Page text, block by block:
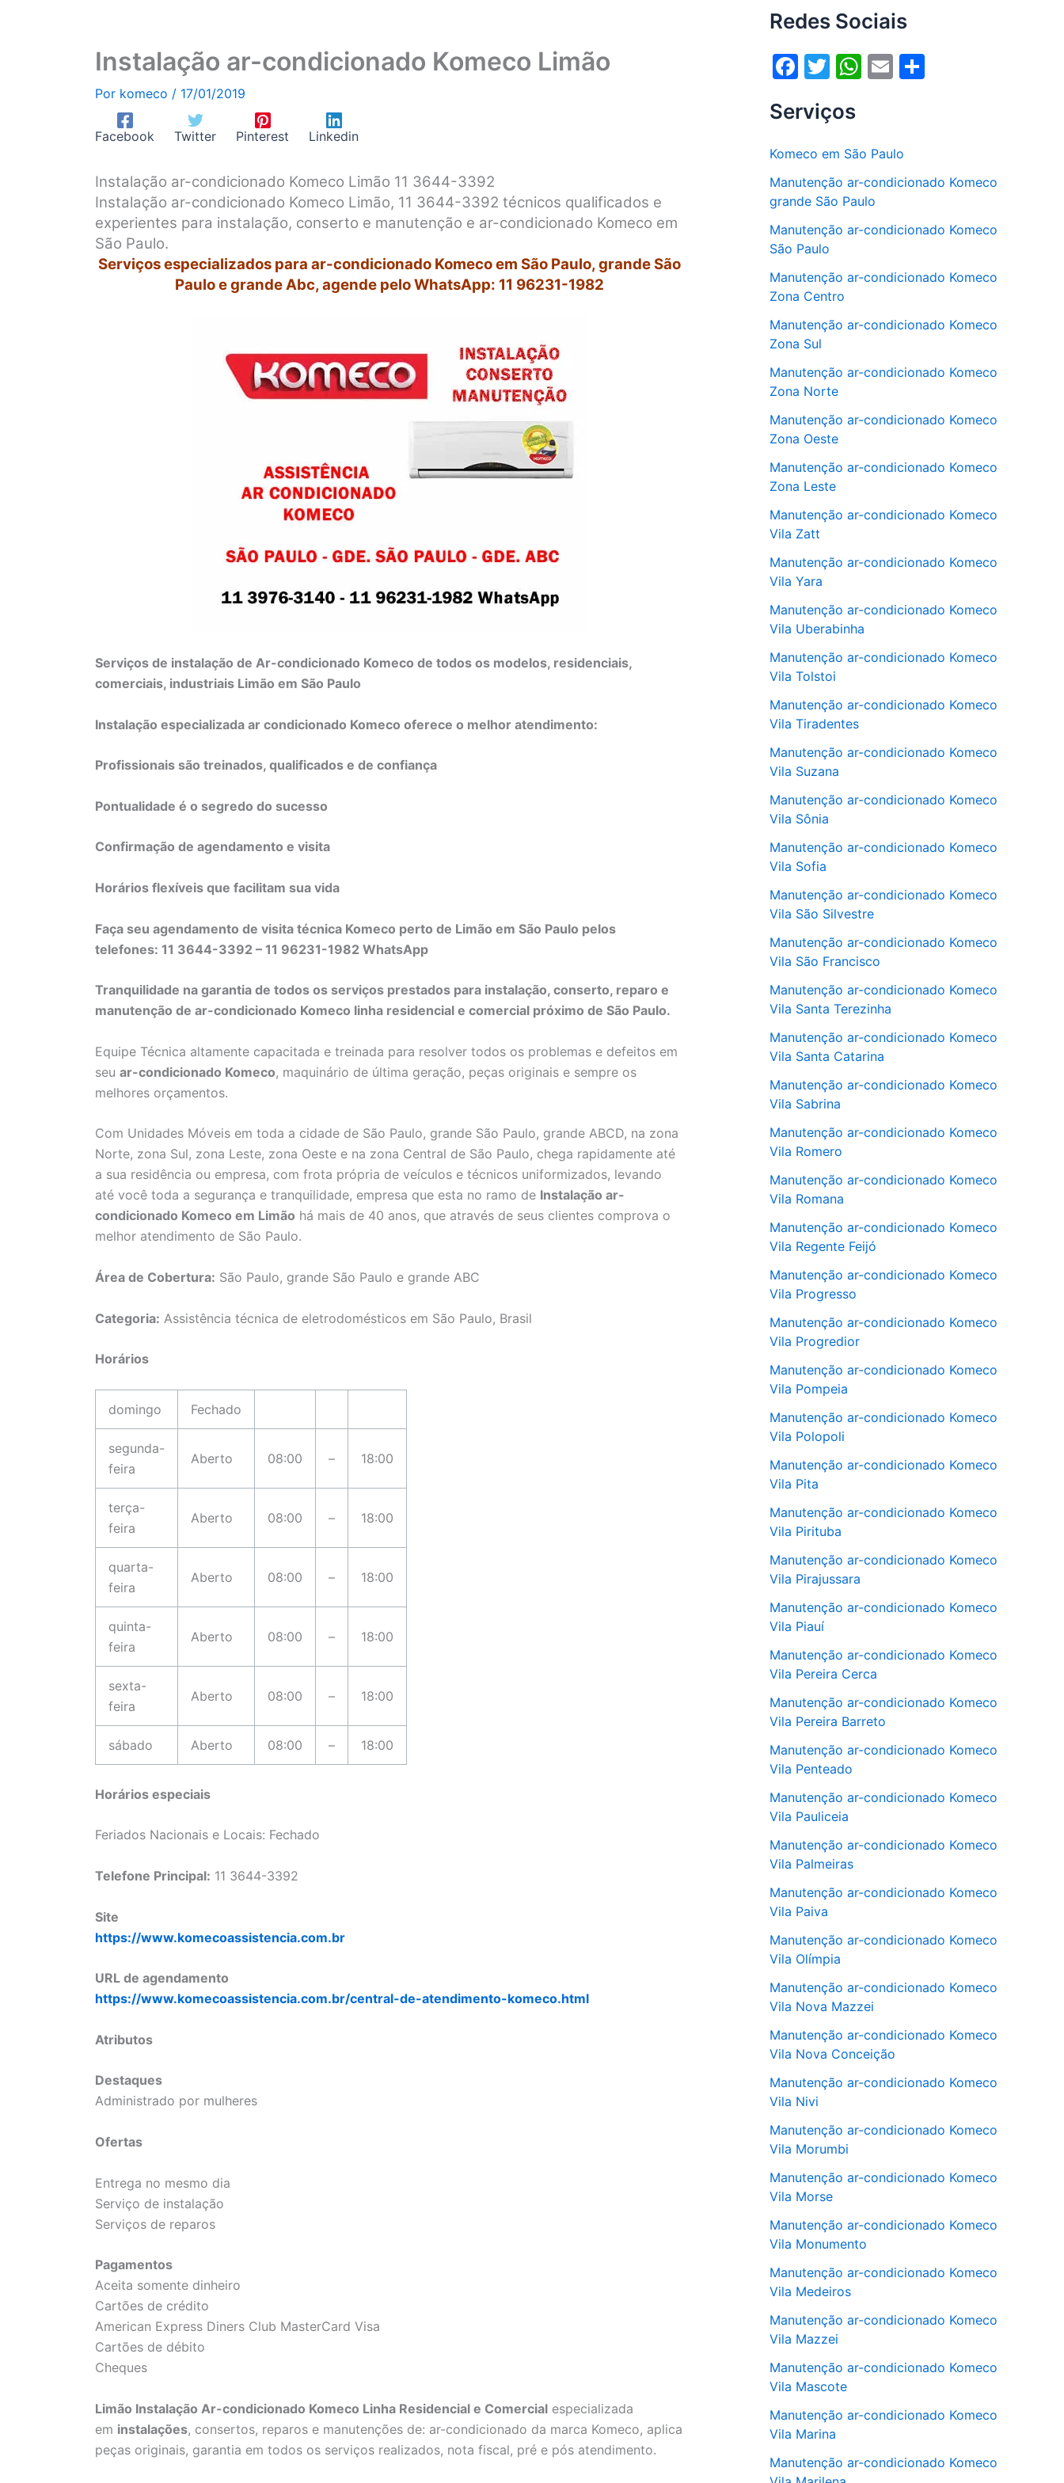
Instalação ar-condicionado Komeco Limão
Por komeco / 17/01/2019
Facebook Twitter Pinterest Linkedin
Instalação ar-condicionado Komeco Limão 11 3644-3392
Instalação ar-condicionado Komeco Limão, 11 3644-3392 técnicos qualificados e
experientes para instalação, conserto e manutenção e ar-condicionado Komeco em
São Paulo.
Serviços especializados para ar-condicionado Komeco em São Paulo, grande São
Paulo e grande Abc, agende pelo WhatsApp: 11 96231-1982
Serviços de instalação de Ar-condicionado Komeco de todos os modelos, residenciais,
comerciais, industriais Limão em São Paulo
Instalação especializada ar condicionado Komeco oferece o melhor atendimento:
Profissionais são treinados, qualificados e de confiança
Pontualidade é o segredo do sucesso
Confirmação de agendamento e visita
Horários flexíveis que facilitam sua vida
Faça seu agendamento de visita técnica Komeco perto de Limão em São Paulo pelos
telefones: 11 3644-3392 – 11 96231-1982 WhatsApp
Tranquilidade na garantia de todos os serviços prestados para instalação, conserto, reparo e
manutenção de ar-condicionado Komeco linha residencial e comercial próximo de São Paulo.
Equipe Técnica altamente capacitada e treinada para resolver todos os problemas e defeitos em
seu ar-condicionado Komeco, maquinário de última geração, peças originais e sempre os
melhores orçamentos.
Com Unidades Móveis em toda a cidade de São Paulo, grande São Paulo, grande ABCD, na zona
Norte, zona Sul, zona Leste, zona Oeste e na zona Central de São Paulo, chega rapidamente até
a sua residência ou empresa, com frota própria de veículos e técnicos uniformizados, levando
até você toda a segurança e tranquilidade, empresa que esta no ramo de Instalação ar-
condicionado Komeco em Limão há mais de 40 anos, que através de seus clientes comprova o
melhor atendimento de São Paulo.
Área de Cobertura: São Paulo, grande São Paulo e grande ABC
Categoria: Assistência técnica de eletrodomésticos em São Paulo, Brasil
Horários
domingo Fechado
segunda-
feira
Aberto 08:00 – 18:00
terça-
feira
Aberto 08:00 – 18:00
quarta-
feira
Aberto 08:00 – 18:00
quinta-
feira
Aberto 08:00 – 18:00
sexta-
feira
Aberto 08:00 – 18:00
sábado Aberto 08:00 – 18:00
Horários especiais
Feriados Nacionais e Locais: Fechado
Telefone Principal: 11 3644-3392
Site
https://www.komecoassistencia.com.br
URL de agendamento
https://www.komecoassistencia.com.br/central-de-atendimento-komeco.html
Atributos
Destaques
Administrado por mulheres
Ofertas
Entrega no mesmo dia
Serviço de instalação
Serviços de reparos
Pagamentos
Aceita somente dinheiro
Cartões de crédito
American Express Diners Club MasterCard Visa
Cartões de débito
Cheques
Limão Instalação Ar-condicionado Komeco Linha Residencial e Comercial especializada
em instalações, consertos, reparos e manutenções de: ar-condicionado da marca Komeco, aplica
peças originais, garantia em todos os serviços realizados, nota fiscal, pré e pós atendimento.
Redes Sociais
F
c
b
o
o
k
T
itt
er
W
s
A
p
E
l
Serviços
Komeco em São Paulo
Manutenção ar-condicionado Komeco
grande São Paulo
Manutenção ar-condicionado Komeco
São Paulo
Manutenção ar-condicionado Komeco
Zona Centro
Manutenção ar-condicionado Komeco
Zona Sul
Manutenção ar-condicionado Komeco
Zona Norte
Manutenção ar-condicionado Komeco
Zona Oeste
Manutenção ar-condicionado Komeco
Zona Leste
Manutenção ar-condicionado Komeco
Vila Zatt
Manutenção ar-condicionado Komeco
Vila Yara
Manutenção ar-condicionado Komeco
Vila Uberabinha
Manutenção ar-condicionado Komeco
Vila Tolstoi
Manutenção ar-condicionado Komeco
Vila Tiradentes
Manutenção ar-condicionado Komeco
Vila Suzana
Manutenção ar-condicionado Komeco
Vila Sônia
Manutenção ar-condicionado Komeco
Vila Sofia
Manutenção ar-condicionado Komeco
Vila São Silvestre
Manutenção ar-condicionado Komeco
Vila São Francisco
Manutenção ar-condicionado Komeco
Vila Santa Terezinha
Manutenção ar-condicionado Komeco
Vila Santa Catarina
Manutenção ar-condicionado Komeco
Vila Sabrina
Manutenção ar-condicionado Komeco
Vila Romero
Manutenção ar-condicionado Komeco
Vila Romana
Manutenção ar-condicionado Komeco
Vila Regente Feijó
Manutenção ar-condicionado Komeco
Vila Progresso
Manutenção ar-condicionado Komeco
Vila Progredior
Manutenção ar-condicionado Komeco
Vila Pompeia
Manutenção ar-condicionado Komeco
Vila Polopoli
Manutenção ar-condicionado Komeco
Vila Pita
Manutenção ar-condicionado Komeco
Vila Pirituba
Manutenção ar-condicionado Komeco
Vila Pirajussara
Manutenção ar-condicionado Komeco
Vila Piauí
Manutenção ar-condicionado Komeco
Vila Pereira Cerca
Manutenção ar-condicionado Komeco
Vila Pereira Barreto
Manutenção ar-condicionado Komeco
Vila Penteado
Manutenção ar-condicionado Komeco
Vila Pauliceia
Manutenção ar-condicionado Komeco
Vila Palmeiras
Manutenção ar-condicionado Komeco
Vila Paiva
Manutenção ar-condicionado Komeco
Vila Olímpia
Manutenção ar-condicionado Komeco
Vila Nova Mazzei
Manutenção ar-condicionado Komeco
Vila Nova Conceição
Manutenção ar-condicionado Komeco
Vila Nivi
Manutenção ar-condicionado Komeco
Vila Morumbi
Manutenção ar-condicionado Komeco
Vila Morse
Manutenção ar-condicionado Komeco
Vila Monumento
Manutenção ar-condicionado Komeco
Vila Medeiros
Manutenção ar-condicionado Komeco
Vila Mazzei
Manutenção ar-condicionado Komeco
Vila Mascote
Manutenção ar-condicionado Komeco
Vila Marina
Manutenção ar-condicionado Komeco